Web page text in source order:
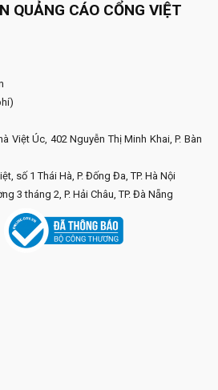
QUẢNG CÁO CỔNG VIỆT
Việt Úc, 402 Nguyễn Thị Minh Khai, P. Bàn
số 1 Thái Hà, P. Đống Đa, TP. Hà Nội
3 tháng 2, P. Hải Châu, TP. Đà Nẵng